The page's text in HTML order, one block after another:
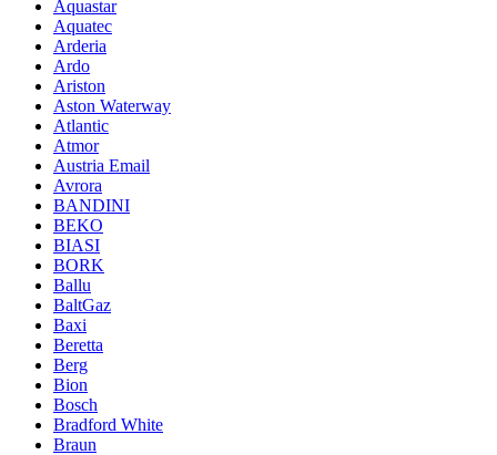
Aquastar
Aquatec
Arderia
Ardo
Ariston
Aston Waterway
Atlantic
Atmor
Austria Email
Avrora
BANDINI
BEKO
BIASI
BORK
Ballu
BaltGaz
Baxi
Beretta
Berg
Bion
Bosch
Bradford White
Braun